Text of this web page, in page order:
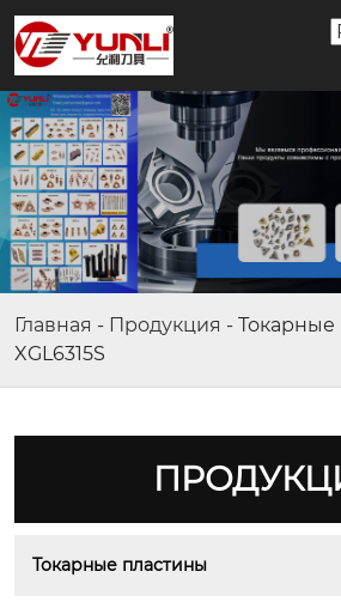
Главная - Продукция - Токарные
XGL6315S
Токарные пластины